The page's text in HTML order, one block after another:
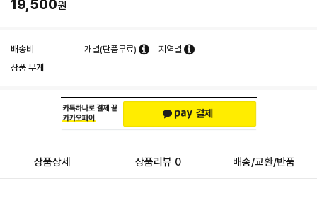
19,500원
배송비 개별(단품무료)
지역별
상품 무게
상품상세 상품리뷰 0 배송/교환/반품